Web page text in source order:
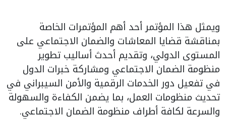
ويمثل هذا المؤتمر أحد أهم المؤتمرات الخاصة
بمناقشة قضايا المعاشات والضمان الاجتماعي على
المستوى الدولي، وتقديم أحدث أساليب تطوير
منظومة الضمان الاجتماعي ومشاركة خبرات الدول
في تفعيل دور الخدمات الرقمية والأمن السيبراني في
تحديث منظومات العمل، بما يضمن الكفاءة والسهولة
والسرعة لكافة أطراف منظومة الضمان الاجتماعي.